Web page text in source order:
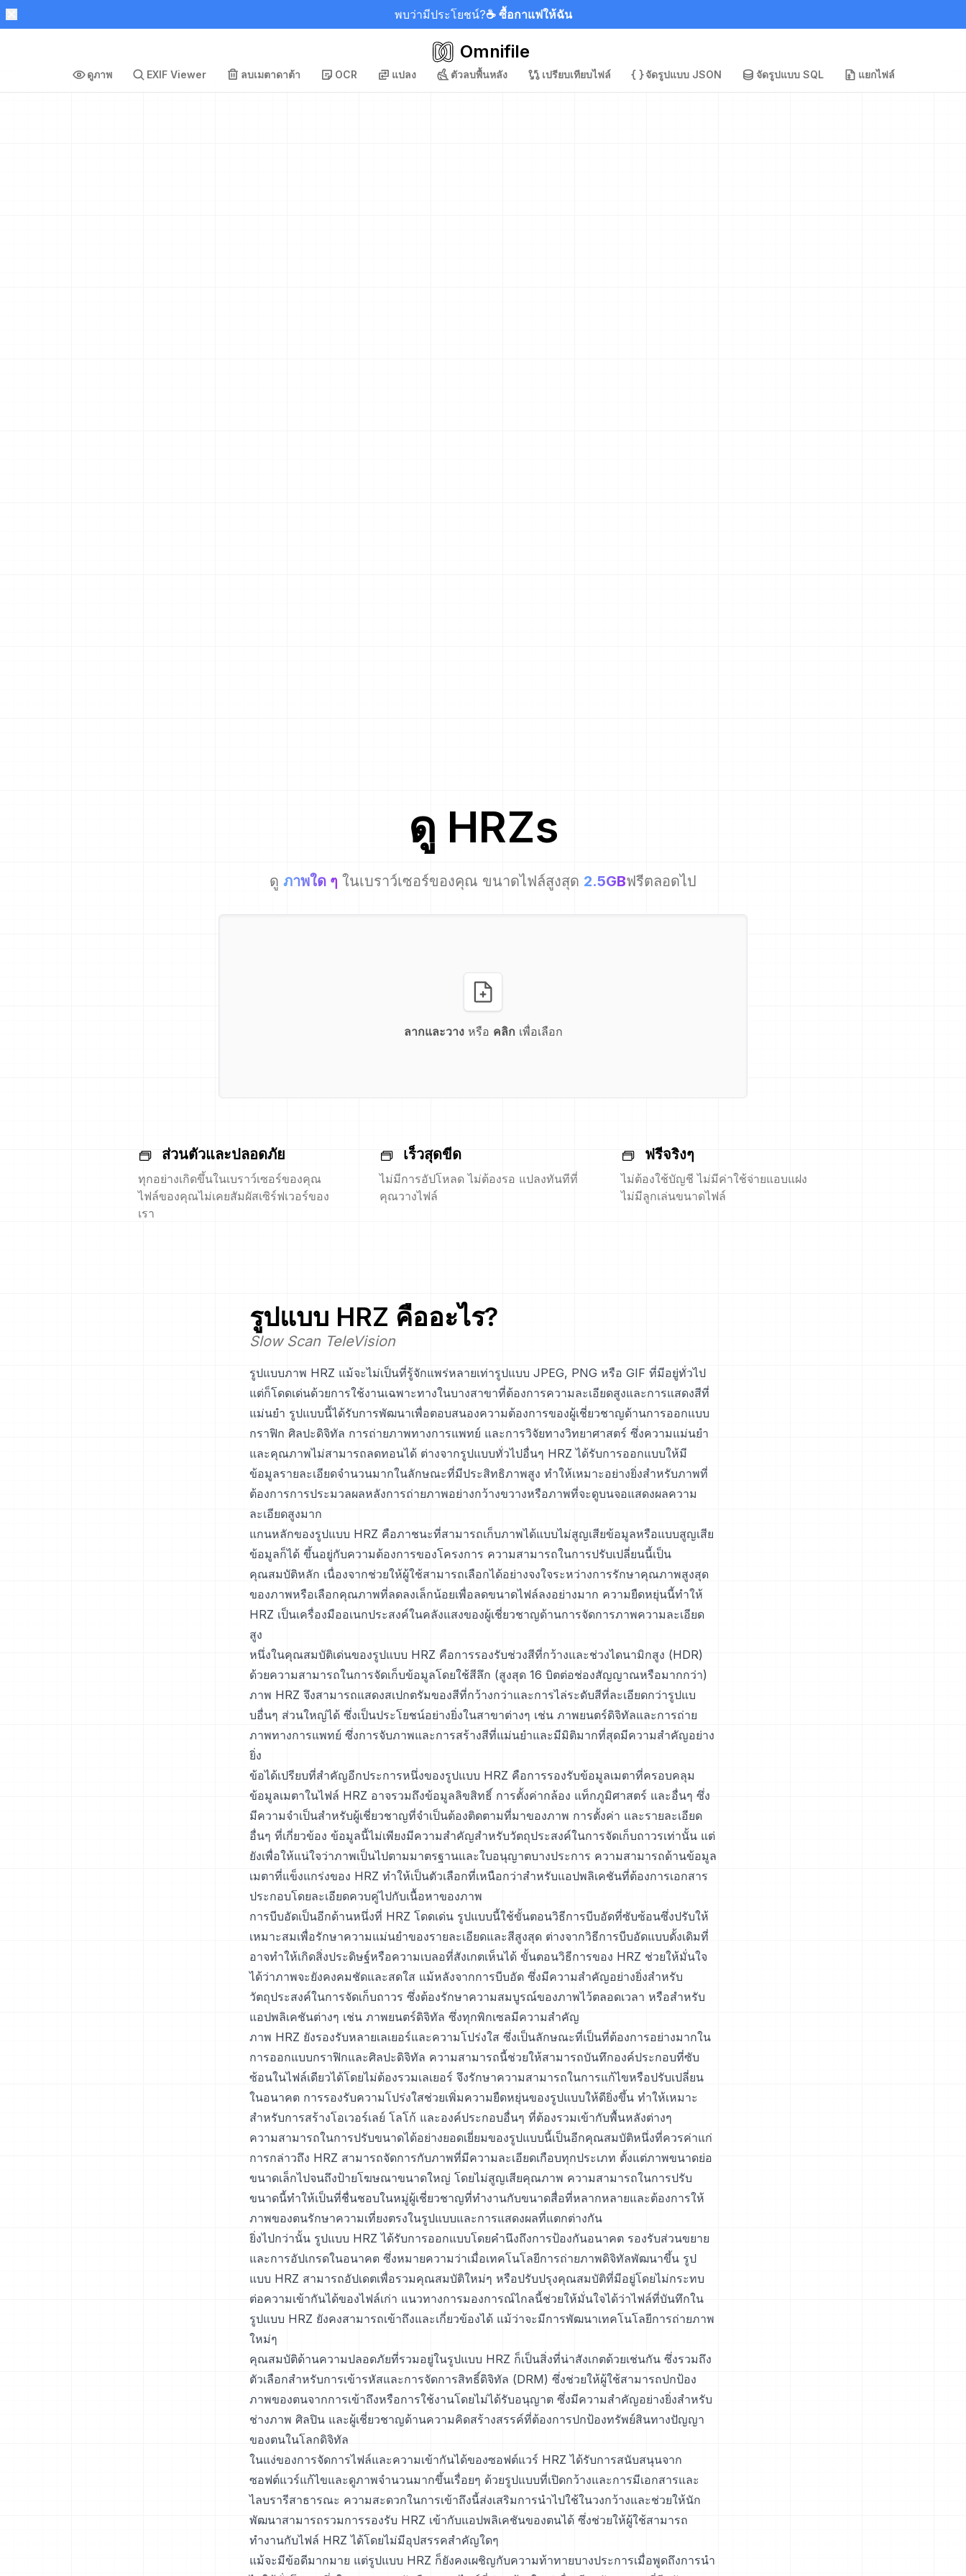
พบว่ามีประโยชน์?☕ ซื้อกาแฟให้ฉัน
Omnifile
ดูภาพ EXIF Viewer ลบเมตาดาต้า OCR แปลง ตัวลบพื้นหลัง เปรียบเทียบไฟล์ จัดรูปแบบ JSON จัดรูปแบบ SQL แยกไฟล์
ดู HRZs
ดู ภาพใด ๆ ในเบราว์เซอร์ของคุณ ขนาดไฟล์สูงสุด 2.5GBฟรีตลอดไป
ลากและวางหรือ คลิก เพื่อเลือก
ส่วนตัวและปลอดภัย
ทุกอย่างเกิดขึ้นในเบราว์เซอร์ของคุณ
ไฟล์ของคุณไม่เคยสัมผัสเซิร์ฟเวอร์ของ
เรา
เร็วสุดขีด
ไม่มีการอัปโหลด ไม่ต้องรอ แปลงทันทีที่
คุณวางไฟล์
ฟรีจริงๆ
ไม่ต้องใช้บัญชี ไม่มีค่าใช้จ่ายแอบแฝง
ไม่มีลูกเล่นขนาดไฟล์
รูปแบบ HRZ คืออะไร?
Slow Scan TeleVision
รูปแบบภาพ HRZ แม้จะไม่เป็นที่รู้จักแพร่หลายเท่ารูปแบบ JPEG, PNG หรือ GIF ที่มีอยู่ทั่วไป
แต่ก็โดดเด่นด้วยการใช้งานเฉพาะทางในบางสาขาที่ต้องการความละเอียดสูงและการแสดงสีที่
แม่นยำ รูปแบบนี้ได้รับการพัฒนาเพื่อตอบสนองความต้องการของผู้เชี่ยวชาญด้านการออกแบบ
กราฟิก ศิลปะดิจิทัล การถ่ายภาพทางการแพทย์ และการวิจัยทางวิทยาศาสตร์ ซึ่งความแม่นยำ
และคุณภาพไม่สามารถลดทอนได้ ต่างจากรูปแบบทั่วไปอื่นๆ HRZ ได้รับการออกแบบให้มี
ข้อมูลรายละเอียดจำนวนมากในลักษณะที่มีประสิทธิภาพสูง ทำให้เหมาะอย่างยิ่งสำหรับภาพที่
ต้องการการประมวลผลหลังการถ่ายภาพอย่างกว้างขวางหรือภาพที่จะดูบนจอแสดงผลความ
ละเอียดสูงมาก
แกนหลักของรูปแบบ HRZ คือภาชนะที่สามารถเก็บภาพได้แบบไม่สูญเสียข้อมูลหรือแบบสูญเสีย
ข้อมูลก็ได้ ขึ้นอยู่กับความต้องการของโครงการ ความสามารถในการปรับเปลี่ยนนี้เป็น
คุณสมบัติหลัก เนื่องจากช่วยให้ผู้ใช้สามารถเลือกได้อย่างจงใจระหว่างการรักษาคุณภาพสูงสุด
ของภาพหรือเลือกคุณภาพที่ลดลงเล็กน้อยเพื่อลดขนาดไฟล์ลงอย่างมาก ความยืดหยุ่นนี้ทำให้
HRZ เป็นเครื่องมืออเนกประสงค์ในคลังแสงของผู้เชี่ยวชาญด้านการจัดการภาพความละเอียด
สูง
หนึ่งในคุณสมบัติเด่นของรูปแบบ HRZ คือการรองรับช่วงสีที่กว้างและช่วงไดนามิกสูง (HDR)
ด้วยความสามารถในการจัดเก็บข้อมูลโดยใช้สีลึก (สูงสุด 16 บิตต่อช่องสัญญาณหรือมากกว่า)
ภาพ HRZ จึงสามารถแสดงสเปกตรัมของสีที่กว้างกว่าและการไล่ระดับสีที่ละเอียดกว่ารูปแบ
บอื่นๆ ส่วนใหญ่ได้ ซึ่งเป็นประโยชน์อย่างยิ่งในสาขาต่างๆ เช่น ภาพยนตร์ดิจิทัลและการถ่าย
ภาพทางการแพทย์ ซึ่งการจับภาพและการสร้างสีที่แม่นยำและมีมิติมากที่สุดมีความสำคัญอย่าง
ยิ่ง
ข้อได้เปรียบที่สำคัญอีกประการหนึ่งของรูปแบบ HRZ คือการรองรับข้อมูลเมตาที่ครอบคลุม
ข้อมูลเมตาในไฟล์ HRZ อาจรวมถึงข้อมูลลิขสิทธิ์ การตั้งค่ากล้อง แท็กภูมิศาสตร์ และอื่นๆ ซึ่ง
มีความจำเป็นสำหรับผู้เชี่ยวชาญที่จำเป็นต้องติดตามที่มาของภาพ การตั้งค่า และรายละเอียด
อื่นๆ ที่เกี่ยวข้อง ข้อมูลนี้ไม่เพียงมีความสำคัญสำหรับวัตถุประสงค์ในการจัดเก็บถาวรเท่านั้น แต่
ยังเพื่อให้แน่ใจว่าภาพเป็นไปตามมาตรฐานและใบอนุญาตบางประการ ความสามารถด้านข้อมูล
เมตาที่แข็งแกร่งของ HRZ ทำให้เป็นตัวเลือกที่เหนือกว่าสำหรับแอปพลิเคชันที่ต้องการเอกสาร
ประกอบโดยละเอียดควบคู่ไปกับเนื้อหาของภาพ
การบีบอัดเป็นอีกด้านหนึ่งที่ HRZ โดดเด่น รูปแบบนี้ใช้ขั้นตอนวิธีการบีบอัดที่ซับซ้อนซึ่งปรับให้
เหมาะสมเพื่อรักษาความแม่นยำของรายละเอียดและสีสูงสุด ต่างจากวิธีการบีบอัดแบบดั้งเดิมที่
อาจทำให้เกิดสิ่งประดิษฐ์หรือความเบลอที่สังเกตเห็นได้ ขั้นตอนวิธีการของ HRZ ช่วยให้มั่นใจ
ได้ว่าภาพจะยังคงคมชัดและสดใส แม้หลังจากการบีบอัด ซึ่งมีความสำคัญอย่างยิ่งสำหรับ
วัตถุประสงค์ในการจัดเก็บถาวร ซึ่งต้องรักษาความสมบูรณ์ของภาพไว้ตลอดเวลา หรือสำหรับ
แอปพลิเคชันต่างๆ เช่น ภาพยนตร์ดิจิทัล ซึ่งทุกพิกเซลมีความสำคัญ
ภาพ HRZ ยังรองรับหลายเลเยอร์และความโปร่งใส ซึ่งเป็นลักษณะที่เป็นที่ต้องการอย่างมากใน
การออกแบบกราฟิกและศิลปะดิจิทัล ความสามารถนี้ช่วยให้สามารถบันทึกองค์ประกอบที่ซับ
ซ้อนในไฟล์เดียวได้โดยไม่ต้องรวมเลเยอร์ จึงรักษาความสามารถในการแก้ไขหรือปรับเปลี่ยน
ในอนาคต การรองรับความโปร่งใสช่วยเพิ่มความยืดหยุ่นของรูปแบบให้ดียิ่งขึ้น ทำให้เหมาะ
สำหรับการสร้างโอเวอร์เลย์ โลโก้ และองค์ประกอบอื่นๆ ที่ต้องรวมเข้ากับพื้นหลังต่างๆ
ความสามารถในการปรับขนาดได้อย่างยอดเยี่ยมของรูปแบบนี้เป็นอีกคุณสมบัติหนึ่งที่ควรค่าแก่
การกล่าวถึง HRZ สามารถจัดการกับภาพที่มีความละเอียดเกือบทุกประเภท ตั้งแต่ภาพขนาดย่อ
ขนาดเล็กไปจนถึงป้ายโฆษณาขนาดใหญ่ โดยไม่สูญเสียคุณภาพ ความสามารถในการปรับ
ขนาดนี้ทำให้เป็นที่ชื่นชอบในหมู่ผู้เชี่ยวชาญที่ทำงานกับขนาดสื่อที่หลากหลายและต้องการให้
ภาพของตนรักษาความเที่ยงตรงในรูปแบบและการแสดงผลที่แตกต่างกัน
ยิ่งไปกว่านั้น รูปแบบ HRZ ได้รับการออกแบบโดยคำนึงถึงการป้องกันอนาคต รองรับส่วนขยาย
และการอัปเกรดในอนาคต ซึ่งหมายความว่าเมื่อเทคโนโลยีการถ่ายภาพดิจิทัลพัฒนาขึ้น รูป
แบบ HRZ สามารถอัปเดตเพื่อรวมคุณสมบัติใหม่ๆ หรือปรับปรุงคุณสมบัติที่มีอยู่โดยไม่กระทบ
ต่อความเข้ากันได้ของไฟล์เก่า แนวทางการมองการณ์ไกลนี้ช่วยให้มั่นใจได้ว่าไฟล์ที่บันทึกใน
รูปแบบ HRZ ยังคงสามารถเข้าถึงและเกี่ยวข้องได้ แม้ว่าจะมีการพัฒนาเทคโนโลยีการถ่ายภาพ
ใหม่ๆ
คุณสมบัติด้านความปลอดภัยที่รวมอยู่ในรูปแบบ HRZ ก็เป็นสิ่งที่น่าสังเกตด้วยเช่นกัน ซึ่งรวมถึง
ตัวเลือกสำหรับการเข้ารหัสและการจัดการสิทธิ์ดิจิทัล (DRM) ซึ่งช่วยให้ผู้ใช้สามารถปกป้อง
ภาพของตนจากการเข้าถึงหรือการใช้งานโดยไม่ได้รับอนุญาต ซึ่งมีความสำคัญอย่างยิ่งสำหรับ
ช่างภาพ ศิลปิน และผู้เชี่ยวชาญด้านความคิดสร้างสรรค์ที่ต้องการปกป้องทรัพย์สินทางปัญญา
ของตนในโลกดิจิทัล
ในแง่ของการจัดการไฟล์และความเข้ากันได้ของซอฟต์แวร์ HRZ ได้รับการสนับสนุนจาก
ซอฟต์แวร์แก้ไขและดูภาพจำนวนมากขึ้นเรื่อยๆ ด้วยรูปแบบที่เปิดกว้างและการมีเอกสารและ
ไลบรารีสาธารณะ ความสะดวกในการเข้าถึงนี้ส่งเสริมการนำไปใช้ในวงกว้างและช่วยให้นัก
พัฒนาสามารถรวมการรองรับ HRZ เข้ากับแอปพลิเคชันของตนได้ ซึ่งช่วยให้ผู้ใช้สามารถ
ทำงานกับไฟล์ HRZ ได้โดยไม่มีอุปสรรคสำคัญใดๆ
แม้จะมีข้อดีมากมาย แต่รูปแบบ HRZ ก็ยังคงเผชิญกับความท้าทายบางประการเมื่อพูดถึงการนำ